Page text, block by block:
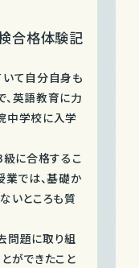
合格体験記
いて自分自身も
、英語教育に力
中学校に入学
級に合格するこ
業では、基礎か
いところも質
問題に取り組
ができたこと